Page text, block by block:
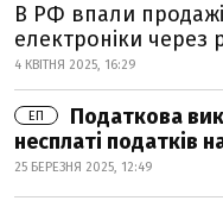
В РФ впали продажі
електроніки через
4 КВІТНЯ 2025, 16:29
ЕП
Податкова
несплаті податків
25 БЕРЕЗНЯ 2025, 12:49